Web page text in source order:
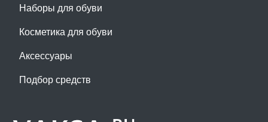
Наборы для обуви
Косметика для обуви
Аксессуары
Подбор средств